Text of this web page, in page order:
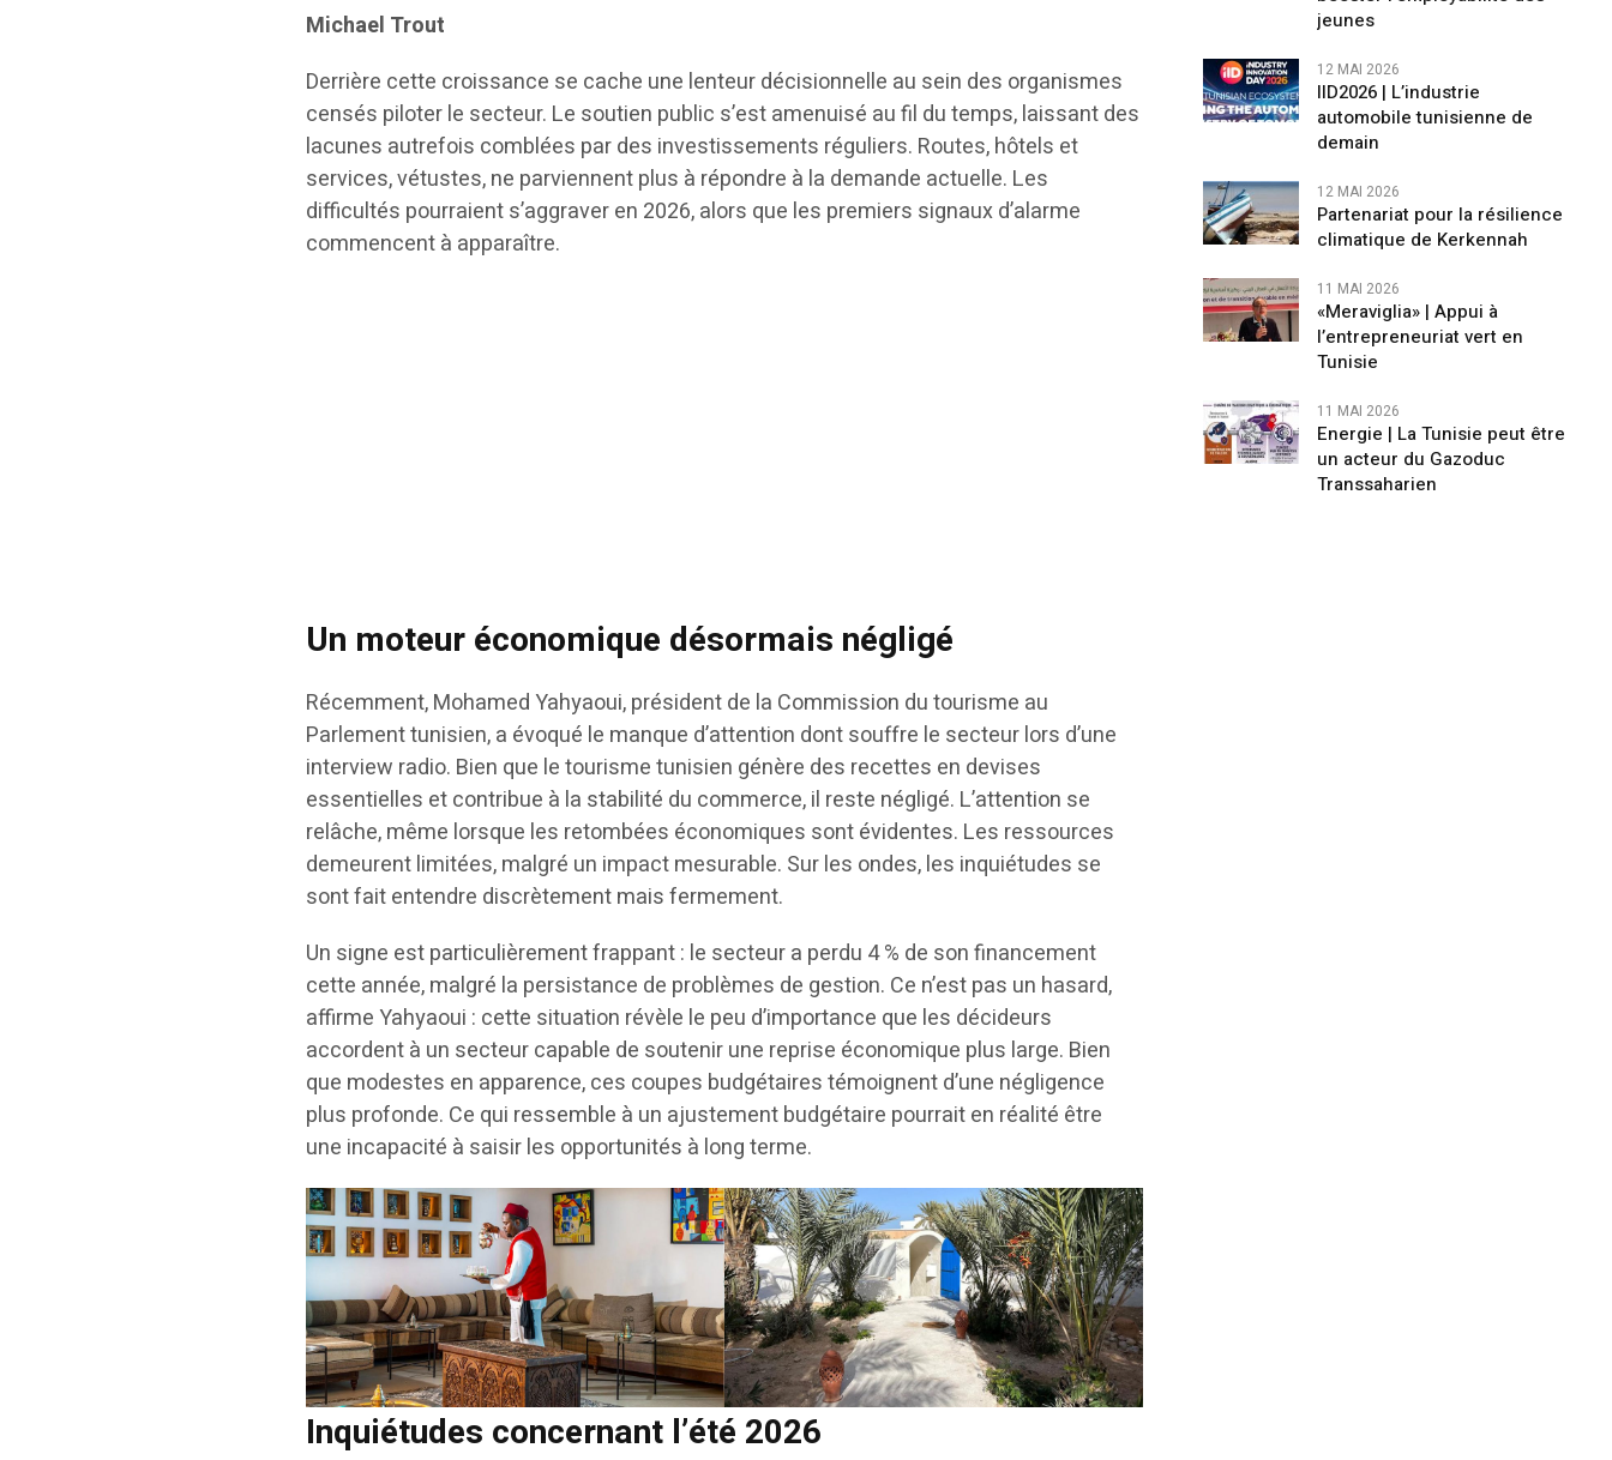
Michael Trout
Derrière cette croissance se cache une lenteur décisionnelle au sein des organismes
censés piloter le secteur. Le soutien public s’est amenuisé au fil du temps, laissant des
lacunes autrefois comblées par des investissements réguliers. Routes, hôtels et
services, vétustes, ne parviennent plus à répondre à la demande actuelle. Les
difficultés pourraient s’aggraver en 2026, alors que les premiers signaux d’alarme
commencent à apparaître.
Un moteur économique désormais négligé
Récemment, Mohamed Yahyaoui, président de la Commission du tourisme au
Parlement tunisien, a évoqué le manque d’attention dont souffre le secteur lors d’une
interview radio. Bien que le tourisme tunisien génère des recettes en devises
essentielles et contribue à la stabilité du commerce, il reste négligé. L’attention se
relâche, même lorsque les retombées économiques sont évidentes. Les ressources
demeurent limitées, malgré un impact mesurable. Sur les ondes, les inquiétudes se
sont fait entendre discrètement mais fermement.
Un signe est particulièrement frappant : le secteur a perdu 4 % de son financement
cette année, malgré la persistance de problèmes de gestion. Ce n’est pas un hasard,
affirme Yahyaoui : cette situation révèle le peu d’importance que les décideurs
accordent à un secteur capable de soutenir une reprise économique plus large. Bien
que modestes en apparence, ces coupes budgétaires témoignent d’une négligence
plus profonde. Ce qui ressemble à un ajustement budgétaire pourrait en réalité être
une incapacité à saisir les opportunités à long terme.
Inquiétudes concernant l’été 2026
jeunes
12 MAI 2026
IID2026 | L’industrie
automobile tunisienne de
demain
12 MAI 2026
Partenariat pour la résilience
climatique de Kerkennah
11 MAI 2026
«Meraviglia» | Appui à
l’entrepreneuriat vert en
Tunisie
11 MAI 2026
Energie | La Tunisie peut être
un acteur du Gazoduc
Transsaharien